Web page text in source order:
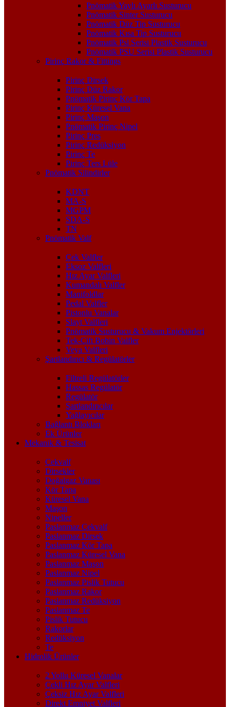
Pnömatik Yaylı Ayarlı Susturucu
Pnömatik Sinter Susturucu
Pnömatik Düz Tip Susturucu
Pnömatik Kısa Tip Susturucu
Pnömatik Psl Serisi Plastik Susturucu
Pnömatik PSU Serisi Plastik Susturucu
Pirinç Rakor & Fittings
Pirinç Dirsek
Pirinç Düz Rakor
Pnömatik Pirinç Kör Tapa
Pirinç Küresel Vana
Pirinç Maşon
Pnömatik Pirinç Nipel
Pirinç Pres
Pirinç Redüksiyon
Pirinç Te
Pirinç Ters Lüle
Pnömatik Silindirler
KDNT
MA-S
MGPM
SDA-S
TN
Pnömatik Valf
Çek Valfler
Eksoz Valfleri
Hız Ayar Valfleri
Kumandalı Valfler
Manifoldlar
Pedal Valfler
Pistonlu Vanalar
Slayt Valfleri
Pnömatik Susturucu & Vakum Enjektörleri
Tek-Çift Bobin Valfler
Veya Valfleri
Şartlandırıcı & Regülatörler
Filtreli Regülatörler
Hassas Regülatör
Regülatör
Şartlandırıcılar
Yağlayıcılar
Bağlantı Blokları
Ek Ürünler
Mekanik & Tesisat
Çekvalf
Dirsekler
Doğalgaz Vanası
Kör Tapa
Küresel Vana
Maşon
Nipeller
Paslanmaz Çekvalf
Paslanmaz Dirsek
Paslanmaz Kör Tapa
Paslanmaz Küresel Vana
Paslanmaz Maşon
Paslanmaz Nipel
Paslanmaz Pislik Tutucu
Paslanmaz Rakor
Paslanmaz Redüksiyon
Paslanmaz Te
Pislik Tutucu
Rakorlar
Redüksiyon
Te
Hidrolik Ürünler
2 Yollu Küresel Vanalar
Çekli Hız Ayar Valfleri
Çeksiz Hız Ayar Valfleri
Direkt Emniyet Valfleri